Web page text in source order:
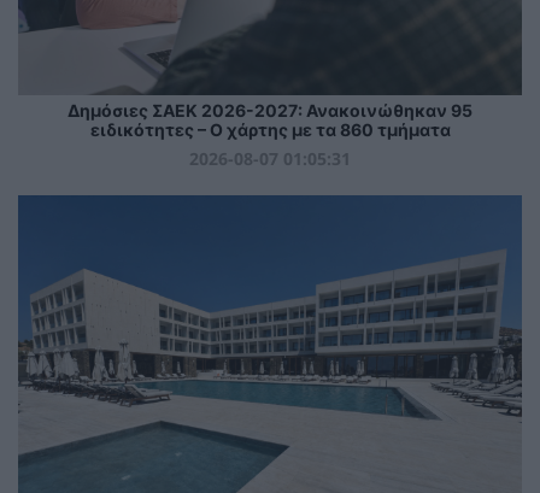
Δημόσιες ΣΑΕΚ 2026-2027: Ανακοινώθηκαν 95
ειδικότητες – Ο χάρτης με τα 860 τμήματα
2026-08-07 01:05:31